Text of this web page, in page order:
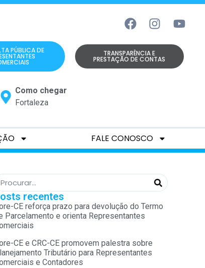
PÚBLICA DE TRANSPARÊNCIA E
PRESTAÇÃO DE CONTAS
Como chegar
Fortaleza
FALE CONOSCO
recentes
CE reforça prazo para devolução do Termo
Parcelamento e orienta Representantes
CE e CRC-CE promovem palestra sobre
Tributário para Representantes
e Contadores